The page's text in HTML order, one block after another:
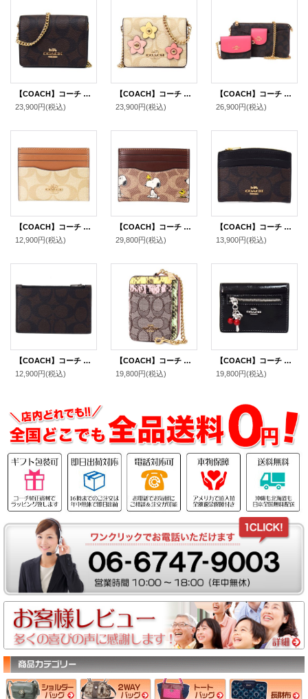
【COACH】コーチ シグネチャー 型押し チェーン ミニ ウォレット カードケース カードポーチ 定期入れ 名刺入れ ポーチ コインケース 財布 ブラウン〔日本未発売〕
23,900円(税込)
【COACH】コーチ コーティングキャンバス レザー シグネチャー フラワー アップリケ チェーン ミニ ウォレット カードケース カードポーチ 定期入れ 名刺入れ ポーチ コインケース ライトカーキマルチ〔日本未発売〕
23,900円(税込)
【COACH】コーチ コーティングキャンバス スムースレザー シグネチャー ポピー クロスボディ 2way クラッチ ポーチ チェーン ショルダーバッグ カードケース 定期入れ 名刺入れ コインケース ２点セット ブラウン×ウォーターメロン（日本未発売）
26,900円(税込)
【COACH】コーチ カードケース コーティングキャンバス レザー シグネチャー ロゴ スリム ID パスケース 定期入れ 名刺入れ ライトカーキ×ライトサドル（日本未発売）
12,900円(税込)
【COACH】コーチ スヌーピー カードケース ピーナッツ コラボ コーティングキャンバス レザー シグネチャー プリント スリム ID パスケース 定期入れ 名刺入れ タンマルチ（日本未発売）
29,800円(税込)
【COACH】コーチ コーティングキャンバス レザー シグネチャー シェイプド カードケース ロゴ 名刺入れ 定期入れ パスケース コインケース ブラウン×ブラック（日本未発売）
13,900円(税込)
【COACH】コーチ コーティングキャンバス レザー シグネチャー ジップ カードケース コインケース 小銭入れ マホガニー×カーキ〔日本未発売〕
12,900円(税込)
【COACH】コーチ カードケース パイソン ジャガード レザー シグネチャー アニマル スネーク チェーン ロゴ ジップ カードケース カードポーチ 定期入れ 名刺入れ コインケース オークマルチ（日本未発売）
19,800円(税込)
【COACH】コーチ カードケース さくらんぼ グレイズドレザー 鍵 チャーム付き スリム カードケース 二つ折り コインケース パスケース 定期入れ 名刺入れ ブラック（日本未発売）
19,800円(税込)